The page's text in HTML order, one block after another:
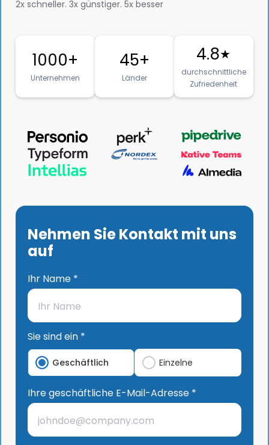
2x schneller. 3x günstiger. 5x besser
1000+
Unternehmen
45+
Länder
4.8★
durchschnittliche
Zufriedenheit
Nehmen Sie Kontakt mit uns
auf
Ihr Name *
Sie sind ein *
Geschäftlich Einzelne
Ihre geschäftliche E-Mail-Adresse *